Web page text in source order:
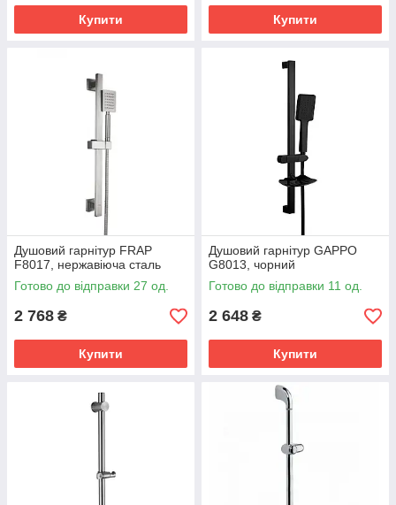
Купити Купити
Душовий гарнітур FRAP
F8017, нержавіюча сталь
Готово до відправки 27 од.
2 768 ₴
Купити
Душовий гарнітур GAPPO
G8013, чорний
Готово до відправки 11 од.
2 648 ₴
Купити